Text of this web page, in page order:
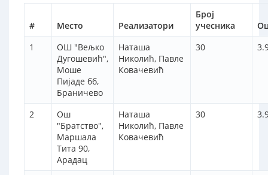
# Место Реализатори
Број
учесника
1
ОШ "Вељко
Дугошевић",
Моше
Пијаде бб,
Браничево
Наташа
Николић, Павле
Ковачевић
30
2
Ош
"Братство",
Маршала
Тита 90,
Арадац
Наташа
Николић, Павле
Ковачевић
30